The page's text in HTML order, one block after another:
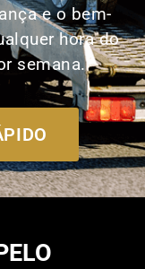
e o bem-
hora do
semana.